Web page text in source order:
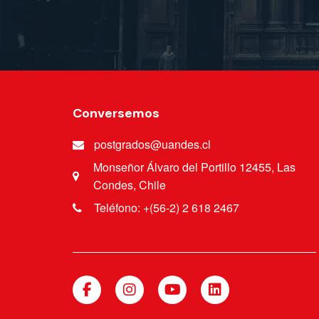
Conversemos
postgrados@uandes.cl
Monseñor Álvaro del Portillo 12455, Las
Condes, Chile
Teléfono: +(56-2) 2 618 2467